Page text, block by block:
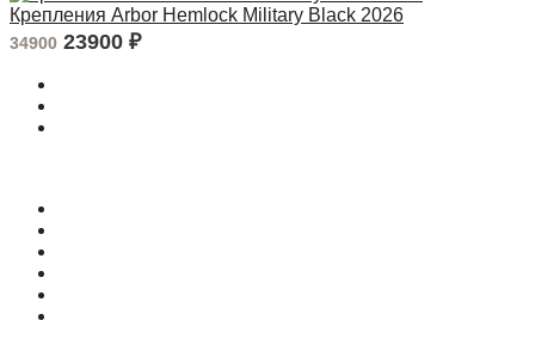
Крепления Arbor Hemlock Military Black 2026
34900 23900 ₽